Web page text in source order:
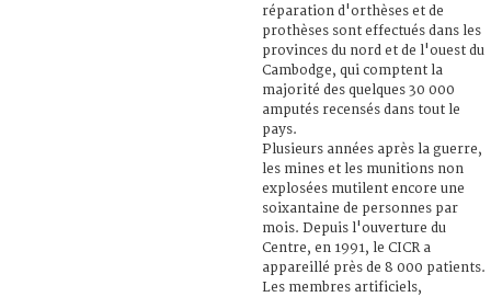
réparation d'orthèses et de
prothèses sont effectués dans les
provinces du nord et de l'ouest du
Cambodge, qui comptent la
majorité des quelques 30 000
amputés recensés dans tout le
pays.
Plusieurs années après la guerre,
les mines et les munitions non
explosées mutilent encore une
soixantaine de personnes par
mois. Depuis l'ouverture du
Centre, en 1991, le CICR a
appareillé près de 8 000 patients.
Les membres artificiels,